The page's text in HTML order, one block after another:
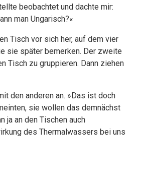
beobachtet und dachte mir:
man Ungarisch?«
Tisch vor sich her, auf dem vier
sie später bemerken. Der zweite
Tisch zu gruppieren. Dann ziehen
den anderen an. »Das ist doch
sie wollen das demnächst
ja an den Tischen auch
des Thermalwassers bei uns